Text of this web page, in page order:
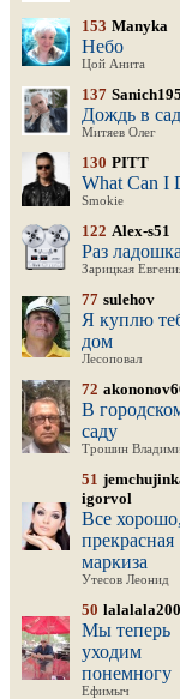
153 Manyka
Небо
Цой Анита
137
Дождь в
Митяев Олег
130 PITT
What Can I
Smokie
122 Alex-s51
Раз ладошка
Зарицкая
77 sulehov
Я куплю
дом
Лесоповал
72
В
саду
Трошин
51
igorvol
Все хорошо,
прекрасная
маркиза
Утесов Леонид
50
Мы теперь
уходим
понемногу
Ефимыч